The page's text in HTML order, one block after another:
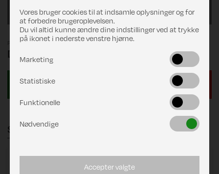
1015/G19
DKK 17.490,00
Stænger
Zinox 250består af:
Vores bruger cookies til at indsamle oplysninger og for
at forbedre brugeroplevelsen.
Du vil altid kunne ændre dine indstillinger ved at trykke
på ikonet i nederste venstre hjørne.
Marketing
Statistiske
Funktionelle
Nødvendige
Accepter valgte